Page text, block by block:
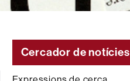
Cercador de notícies